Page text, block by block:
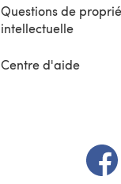
Questions de
intellectuelle
Centre d'aide